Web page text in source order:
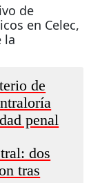
de
en Celec,
la
de
penal​​​​​​
dos
tras